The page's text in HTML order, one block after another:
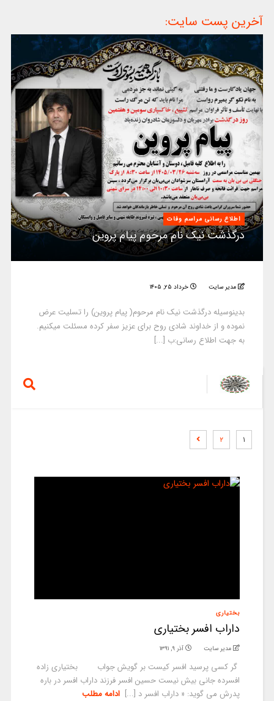
آخرین پست سایت:
اطلاع رسانی مراسم وفات
درگذشت نیک نام مرحوم پیام پروین
مدیر سایت خرداد ۲۵, ۱۴۰۵
بدینوسیله درگذشت نیک نام مرحوم( پیام پروین) را تسلیت عرض
نموده و از خداوند شادی روح برای عزیز سفر کرده مسئلت میکنیم.
به جهت اطلاع رسانی:ب [...]
۱ ۲
بختیاری
داراب افسر بختیاری
مدیر سایت آذر ۹, ۱۳۹۱
گر کسی پرسید افسر کیست بر گویش جواب بختیاری زاده
افسرده جانی بیش نیست حسین افسر فرزند داراب افسر در باره
پدرش می گوید: « داراب افسر د [...] ادامه مطلب